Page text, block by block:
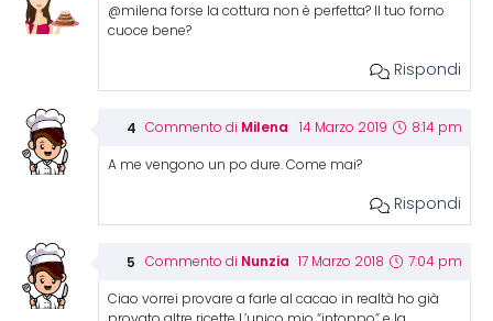
@milena forse la cottura non è perfetta? Il tuo forno
cuoce bene?
Rispondi
Commento di Milena 14 Marzo 2019 8:14 pm
A me vengono un po dure. Come mai?
Rispondi
Commento di Nunzia 17 Marzo 2018 7:04 pm
Ciao vorrei provare a farle al cacao in realtà ho già